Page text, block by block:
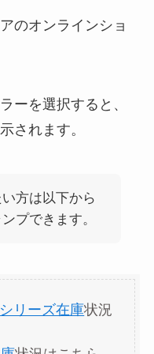
のオンラインショ
ーを選択すると、
されます。
方は以下から
プできます。
リーズ在庫状況